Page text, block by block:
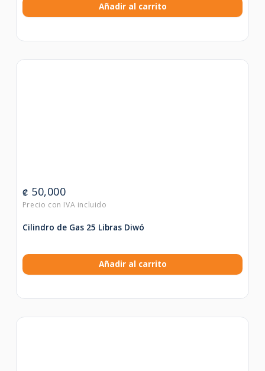
Añadir al carrito
₡ 50,000
Cilindro de Gas 25 Libras Diwó
Añadir al carrito